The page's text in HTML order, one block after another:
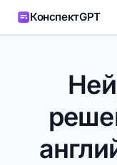
КонспектGPT